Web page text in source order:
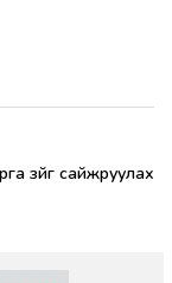
зүйг сайжруулах